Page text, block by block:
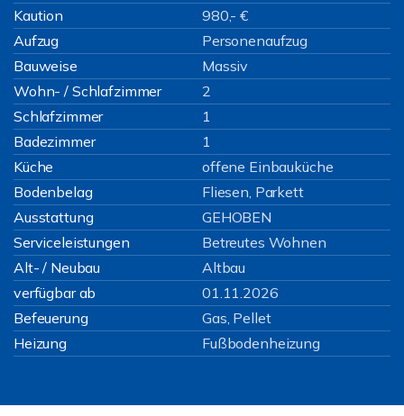
Kaution
980,- €
Aufzug
Personenaufzug
Bauweise
Massiv
Wohn- / Schlafzimmer
2
Schlafzimmer
1
Badezimmer
1
Küche
offene Einbauküche
Bodenbelag
Fliesen, Parkett
Ausstattung
GEHOBEN
Serviceleistungen
Betreutes Wohnen
Alt- / Neubau
Altbau
verfügbar ab
01.11.2026
Befeuerung
Gas, Pellet
Heizung
Fußbodenheizung